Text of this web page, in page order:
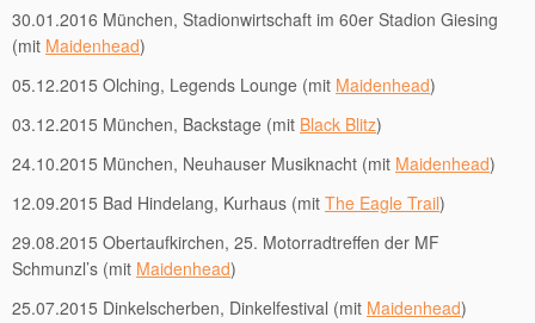
30.01.2016 München, Stadionwirtschaft im 60er Stadion Giesing
(mit Maidenhead)
05.12.2015 Olching, Legends Lounge (mit Maidenhead)
03.12.2015 München, Backstage (mit Black Blitz)
24.10.2015 München, Neuhauser Musiknacht (mit Maidenhead)
12.09.2015 Bad Hindelang, Kurhaus (mit The Eagle Trail)
29.08.2015 Obertaufkirchen, 25. Motorradtreffen der MF
Schmunzl’s (mit Maidenhead)
25.07.2015 Dinkelscherben, Dinkelfestival (mit Maidenhead)